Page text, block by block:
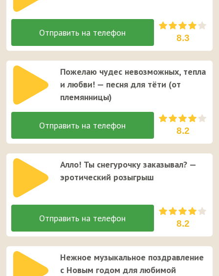
8.3
Пожелаю чудес невозможных, тепла
и любви! — песня для тёти (от
племянницы)
8.2
Алло! Ты снегурочку заказывал? —
эротический розыгрыш
8.2
Нежное музыкальное поздравление
с Новым годом для любимой